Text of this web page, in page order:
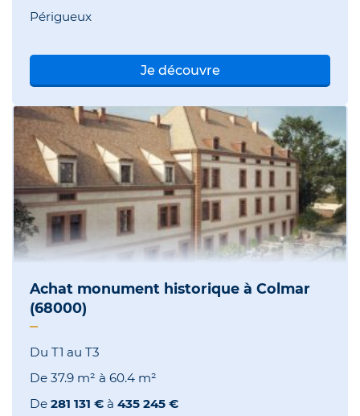
Périgueux
Je découvre
Achat monument historique à Colmar
(68000)
Du T1 au T3
De 37.9 m² à 60.4 m²
De 281 131 € à 435 245 €